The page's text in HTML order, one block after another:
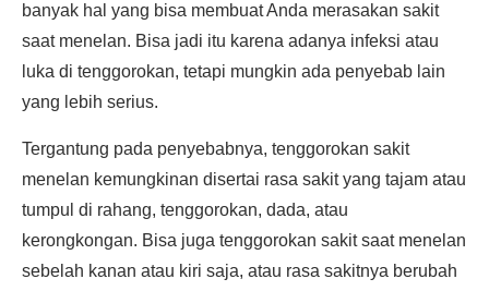
banyak hal yang bisa membuat Anda merasakan sakit
saat menelan. Bisa jadi itu karena adanya infeksi atau
luka di tenggorokan, tetapi mungkin ada penyebab lain
yang lebih serius.
Tergantung pada penyebabnya, tenggorokan sakit
menelan kemungkinan disertai rasa sakit yang tajam atau
tumpul di rahang, tenggorokan, dada, atau
kerongkongan. Bisa juga tenggorokan sakit saat menelan
sebelah kanan atau kiri saja, atau rasa sakitnya berubah